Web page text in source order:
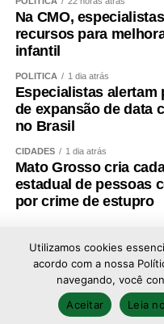
perdãocontraria o
inconstitucionalidade ao
multas já aplicadas, o
dos Poderes e a garantia
Essa anistia havia sido
tramitação do texto no
inclusive os infratores
(formalmente
público).
A lei exige que o
como condição para
Operação de Transporte
regularidade da
Na CMO,
recursos para
infantil
POLÍTICA 1 dia atrás
Especialistas alertam
de expansão de data
no Brasil
CIDADES 1 dia atrás
Mato Grosso cria
estadual de pessoas
por crime de estupro
Copyright © 2026 -
portal
Utilizamos cookies
acordo com a nossa
navegando, você
Aceitar
Leia